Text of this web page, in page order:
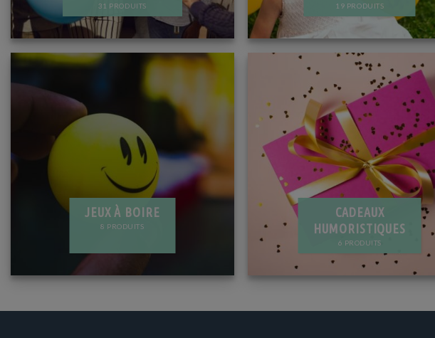
31 PRODUITS 19 PRODUITS
JEUX À BOIRE
8 PRODUITS
CADEAUX
HUMORISTIQUES
6 PRODUITS